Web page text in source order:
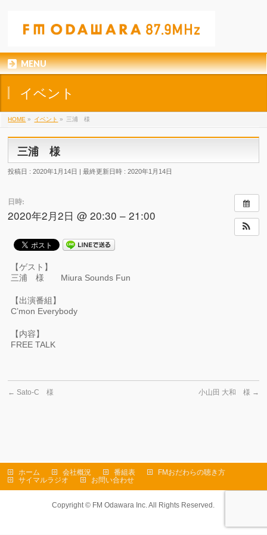
MENU
イベント
HOME » イベント » 三浦 様
三浦 様
投稿日 : 2020年1月14日 最終更新日時 : 2020年1月14日
日時:
2020年2月2日 @ 20:30 – 21:00
【ゲスト】
三浦 様 Miura Sounds Fun
【出演番組】
C’mon Everybody
【内容】
FREE TALK
← Sato-C 様 小山田 大和 様 →
ホーム 会社概況 番組表
FMおだわらの聴き方
サイマルラジオ
お問い合わせ
Copyright © FM Odawara Inc. All Rights Reserved.